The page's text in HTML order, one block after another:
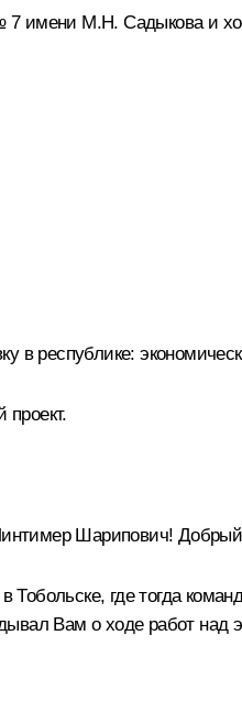
7 имени М.Н. Садыкова и
в республике:
Шарипович!
Тобольске, где тогда
Вам о ходе работ